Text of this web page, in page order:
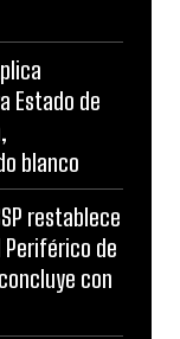
Estado de
blanco
restablece
de
con